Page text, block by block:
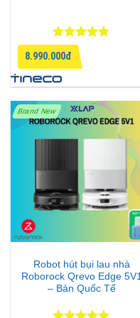
Được xếp
hạng4.75
5 sao
8.990.000đ
Brand New
Robot hút bụi lau nhà
Roborock Qrevo Edge 5V1
– Bản Quốc Tế